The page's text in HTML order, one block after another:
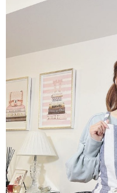
ショッピング